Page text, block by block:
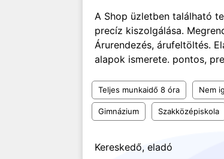
A Shop üzletben található
precíz kiszolgálása.
Árurendezés, árufeltöltés.
alapok ismerete. pontos,
Teljes munkaidő 8 óra Nem
Gimnázium Szakközépiskola
Kereskedő, eladó